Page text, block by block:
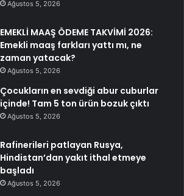
Ağustos 5, 2026
EMEKLİ MAAŞ ÖDEME TAKVİMİ 2026:
Emekli maaş farkları yattı mı, ne
zaman yatacak?
Ağustos 5, 2026
Çocukların en sevdiği abur cuburlar
içinde! Tam 5 ton ürün bozuk çıktı
Ağustos 5, 2026
Rafinerileri patlayan Rusya,
Hindistan’dan yakıt ithal etmeye
başladı
Ağustos 5, 2026